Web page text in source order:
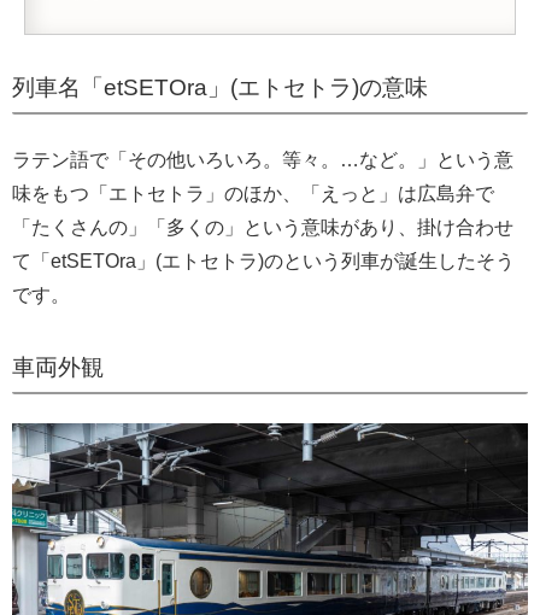
列車名「etSETOra」(エトセトラ)の意味
ラテン語で「その他いろいろ。等々。…など。」という意
味をもつ「エトセトラ」のほか、「えっと」は広島弁で
「たくさんの」「多くの」という意味があり、掛け合わせ
て「etSETOra」(エトセトラ)のという列車が誕生したそう
です。
車両外観